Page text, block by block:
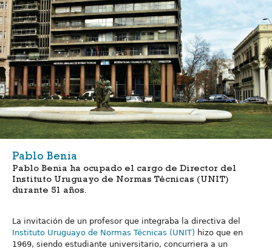
Pablo Benia
Pablo Benia ha ocupado el cargo de Director del
Instituto Uruguayo de Normas Técnicas (UNIT)
durante 51 años.
La invitación de un profesor que integraba la directiva del
Instituto Uruguayo de Normas Técnicas (UNIT) hizo que en
1969, siendo estudiante universitario, concurriera a un